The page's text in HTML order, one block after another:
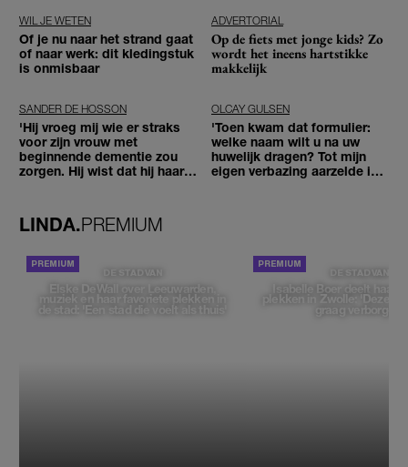
WIL JE WETEN
Of je nu naar het strand gaat
of naar werk: dit kledingstuk
is onmisbaar
ADVERTORIAL
Op de fiets met jonge kids? Zo
wordt het ineens hartstikke
makkelijk
SANDER DE HOSSON
'Hij vroeg mij wie er straks
voor zijn vrouw met
beginnende dementie zou
zorgen. Hij wist dat hij haar
OLCAY GULSEN
'Toen kwam dat formulier:
welke naam wilt u na uw
huwelijk dragen? Tot mijn
eigen verbazing aarzelde ik
LINDA.PREMIUM
DE STAD VAN
Elske DeWall over Leeuwarden,
muziek en haar favoriete plekken in
de stad: 'Een stad die voelt als thuis'
DE STAD VAN
Isabelle Boer deelt haar
plekken in Zwolle: 'Deze
graag verborgen'